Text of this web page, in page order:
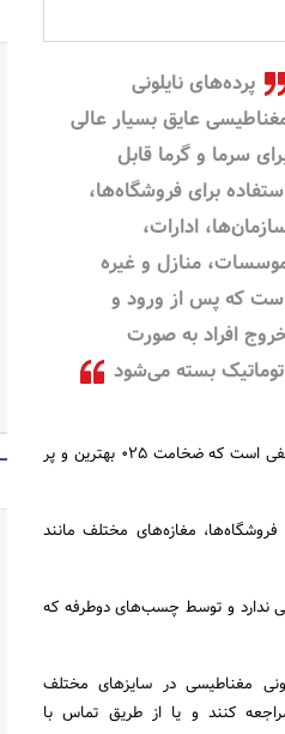
پرده‌های نایلونی
عایق بسیار عالی
سرما و گرما قابل
برای فروشگاه‌ها،
ادارات،
منازل و غیره
که پس از ورود و
افراد به صورت
بسته می‌شود
دارای کیفیت و ضخامت‌های مختلفی است که ضخامت 025 بهترین و پر
مغازه‌های مختلف مانند
ندارد و توسط چسب‌های دوطرفه که
مغناطیسی در سایزهای مختلف
کنند و یا از طریق تماس با